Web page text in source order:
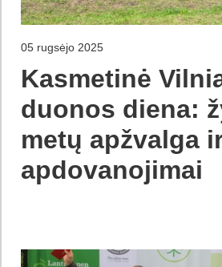
05 rugsėjo 2025
Kasmetinė
duonos diena:
metų apžvalga
apdovanojimai